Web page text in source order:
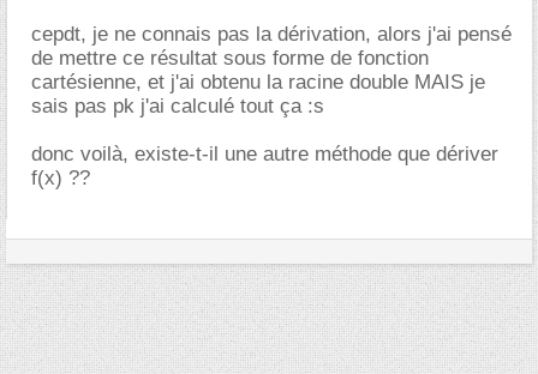
cepdt, je ne connais pas la dérivation, alors j'ai pensé
de mettre ce résultat sous forme de fonction
cartésienne, et j'ai obtenu la racine double MAIS je
sais pas pk j'ai calculé tout ça :s
donc voilà, existe-t-il une autre méthode que dériver
f(x) ??